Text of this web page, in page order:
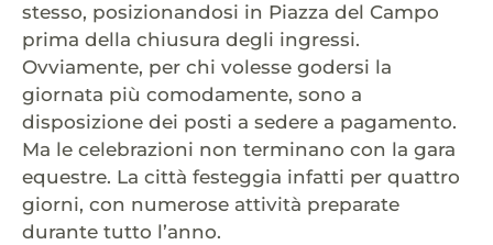
stesso, posizionandosi in Piazza del Campo
prima della chiusura degli ingressi.
Ovviamente, per chi volesse godersi la
giornata più comodamente, sono a
disposizione dei posti a sedere a pagamento.
Ma le celebrazioni non terminano con la gara
equestre. La città festeggia infatti per quattro
giorni, con numerose attività preparate
durante tutto l’anno.